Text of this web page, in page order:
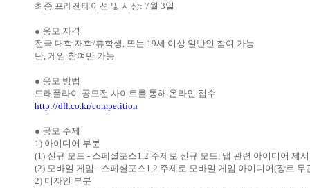
최종 프레젠테이션 및 시상: 7월 3일
● 응모 자격
전국 대학 재학/휴학생, 또는 19세 이상 일반인 참여 가능
단, 게임 참여만 가능
● 응모 방법
드래플라이 공모전 사이트를 통해 온라인 접수
http://dfl.co.kr/competition
● 공모 주제
1) 아이디어 부분
(1) 신규 모드 - 스페셜포스1,2 주제로 신규 모드, 맵 관련 아이디어 제시
(2) 모바일 게임 - 스페셜포스1,2 주제로 모바일 게임 아이디어(장르 무
2) 디자인 부분